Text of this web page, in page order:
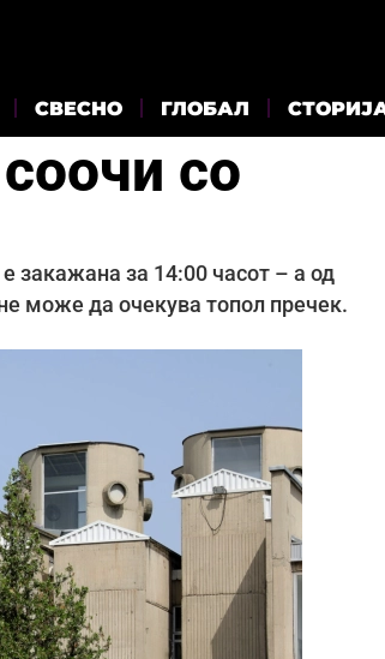
СВЕСНО ГЛОБАЛ
со
закажана за 14:00 часот – а од
може да очекува топол пречек.